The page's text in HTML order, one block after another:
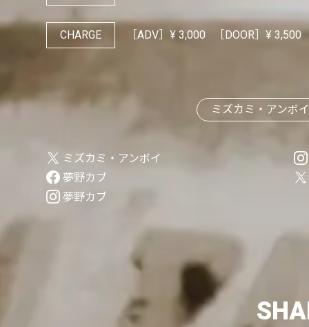
CHARGE ［ADV］¥ 3,000 ［DOOR］¥ 3,500
ミズカミ・アンボイ
ミズカミ・アンボイ
夢野カブ
夢野カブ